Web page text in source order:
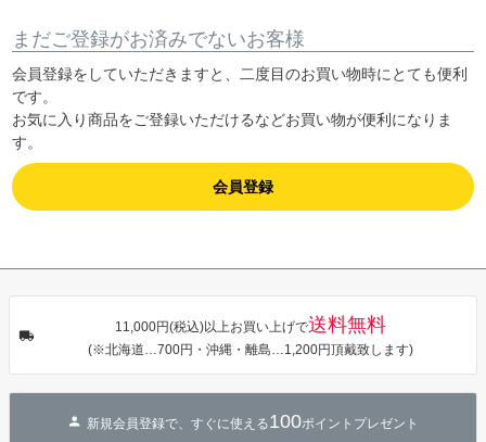
まだご登録がお済みでないお客様
会員登録をしていただきますと、二度目のお買い物時にとても便利
です。
お気に入り商品をご登録いただけるなどお買い物が便利になりま
す。
会員登録
11,000円(税込)以上お買い上げで送料無料
(※北海道…700円・沖縄・離島…1,200円頂戴致します)
新規会員登録で、すぐに使える100ポイントプレゼント